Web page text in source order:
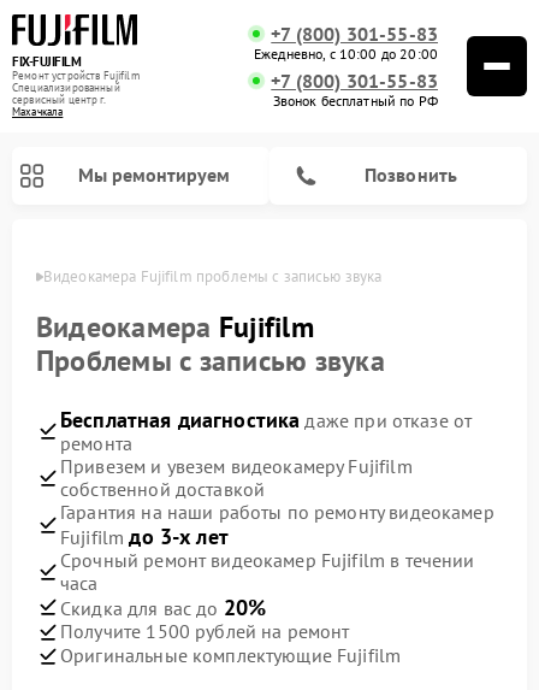
FIX-FUJIFILM
Ремонт устройств Fujifilm
Специализированный
cервисный центр г.
Махачкала
+7 (800) 301-55-83
Ежедневно, с 10:00 до 20:00
+7 (800) 301-55-83
Звонок бесплатный по РФ
Мы ремонтируем Позвонить
Видеокамера Fujifilm проблемы с записью звука
Видеокамера Fujifilm
Проблемы с записью звука
Бесплатная диагностика даже при отказе от
ремонта
Привезем и увезем видеокамеру Fujifilm
собственной доставкой
Гарантия на наши работы по ремонту видеокамер
Fujifilmдо 3-х лет
Срочный ремонт видеокамер Fujifilm в течении
часа
Скидка для вас до 20%
Получите 1500 рублей на ремонт
Оригинальные комплектующие Fujifilm